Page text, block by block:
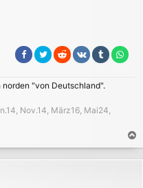
"von Deutschland".
Nov.14, März16, Mai24,
a
c